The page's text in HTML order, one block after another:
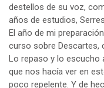
destellos de su voz,
años de estudios,
El año de mi
curso sobre Descartes,
Lo repaso y lo escucho
que nos hacía ver en
poco repelente. Y de